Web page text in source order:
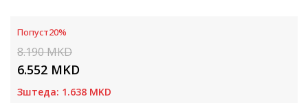
Попуст20%
8.190MKD
6.552 MKD
Зштеда: 1.638 MKD